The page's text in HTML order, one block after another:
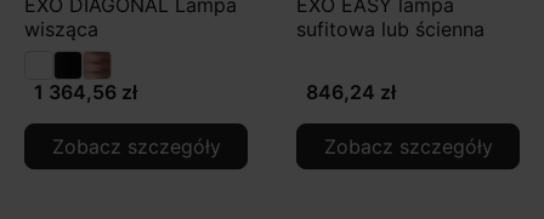
wisząca
1 364,56 zł
Zobacz szczegóły
sufitowa lub ścienna
846,24 zł
Zobacz szczegóły